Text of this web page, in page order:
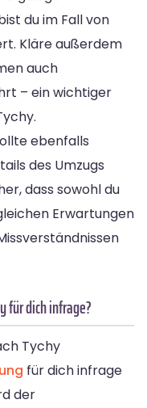
du im Fall von
Kläre außerdem
auch
– ein wichtiger
ebenfalls
des Umzugs
dass sowohl du
Erwartungen
für dich infrage?
Tychy
für dich infrage
der